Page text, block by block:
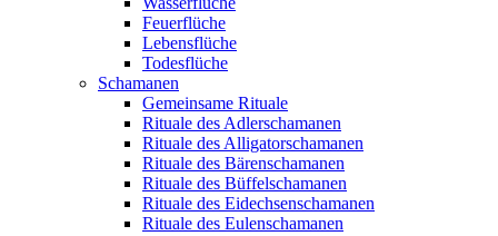
Feuerflüche
Lebensflüche
Todesflüche
Schamanen
Gemeinsame Rituale
Rituale des Adlerschamanen
Rituale des Alligatorschamanen
Rituale des Bärenschamanen
Rituale des Büffelschamanen
Rituale des Eidechsenschamanen
Rituale des Eulenschamanen